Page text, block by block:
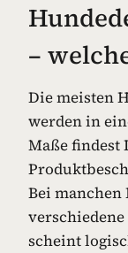
–
Die meisten
werden in
Maße findest
Bei
scheint